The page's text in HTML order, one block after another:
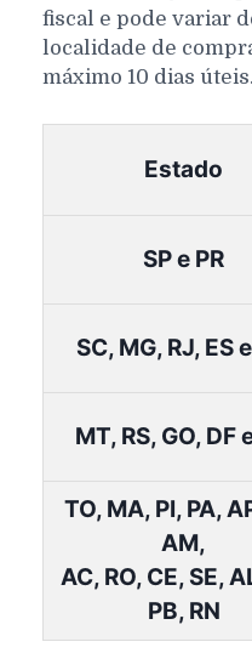
fiscal e pode variar
localidade de
máximo 10 dias úteis.
Estado
SP e PR
SC, MG, RJ, ES
MT, RS, GO, DF
TO, MA, PI, PA,
AM,
AC, RO, CE, SE,
PB, RN